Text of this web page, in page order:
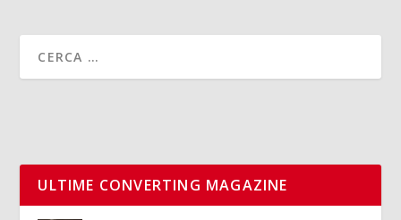
ULTIME CONVERTING MAGAZINE